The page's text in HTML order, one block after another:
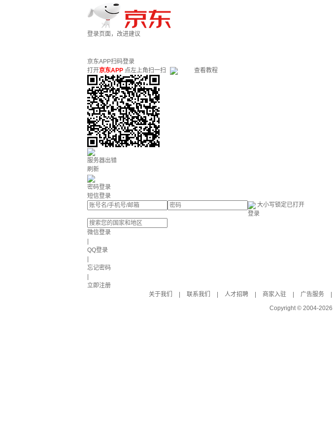
登录页面，改进建议
京东APP扫码登录
打开京东APP 点左上角扫一扫 查看教程
服务器出错
刷新
密码登录
短信登录
大小写锁定已打开
登录
微信登录
QQ登录
忘记密码
立即注册
关于我们
联系我们 人才招聘 商家入驻 广告服务
Copyright © 2004-2026